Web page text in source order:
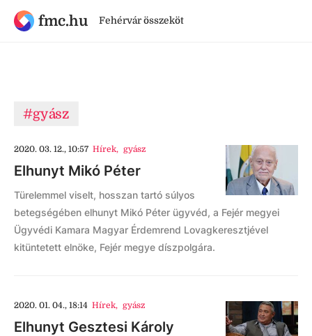
fmc.hu Fehérvár összeköt
#gyász
2020. 03. 12., 10:57 Hírek, gyász
Elhunyt Mikó Péter
Türelemmel viselt, hosszan tartó súlyos
betegségében elhunyt Mikó Péter ügyvéd, a Fejér megyei
Ügyvédi Kamara Magyar Érdemrend Lovagkeresztjével
kitüntetett elnöke, Fejér megye díszpolgára.
2020. 01. 04., 18:14 Hírek, gyász
Elhunyt Gesztesi Károly